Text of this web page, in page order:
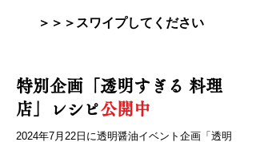
特別企画「透明すぎる 料理
店」レシピ公開中
＞＞＞スワイプしてください
2024年7月22日に透明醤油イベント企画「透明